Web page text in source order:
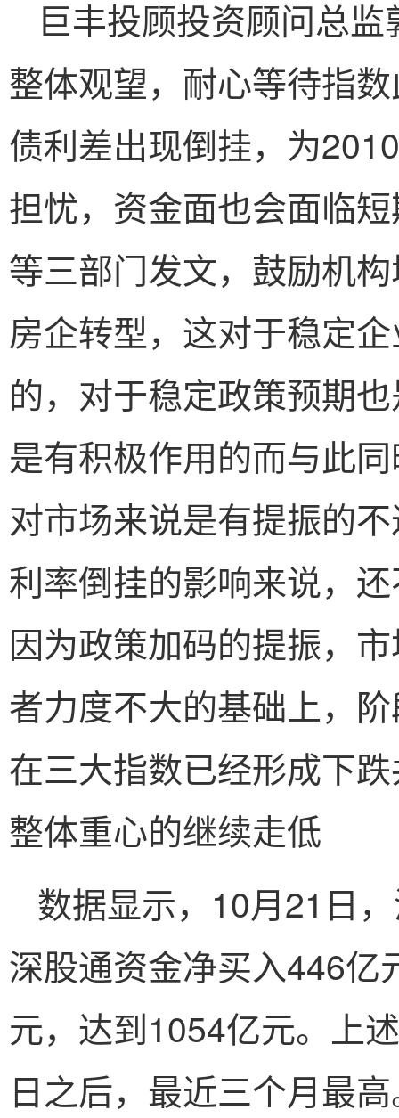
巨丰投顾投资顾问总
整体观望，耐心等待指
债利差出现倒挂，为
担忧，资金面也会面临
等三部门发文，鼓励机
房企转型，这对于稳定
的，对于稳定政策预期
是有积极作用的而与此
对市场来说是有提振的
利率倒挂的影响来说，
因为政策加码的提振，
者力度不大的基础上，
在三大指数已经形成下
整体重心的继续走低
数据显示，10月21日
深股通资金净买入446
元，达到1054亿元。上
日之后，最近三个月最